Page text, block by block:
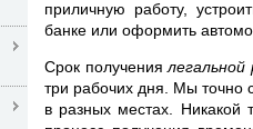
приличную работу,
банке или оформить
Срок получения
три рабочих дня. Мы точно
в разных местах. Никакой